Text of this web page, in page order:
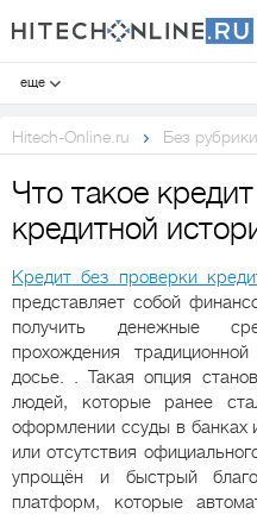
еще
Hitech-Online.ru Без рубрики
Что такое
кредитной
Кредит без проверки
представляет собой
получить денежные
прохождения
досье. . Такая опция
людей, которые ранее
оформлении ссуды в банках
или отсутствия
упрощён и быстрый
платформ, которые